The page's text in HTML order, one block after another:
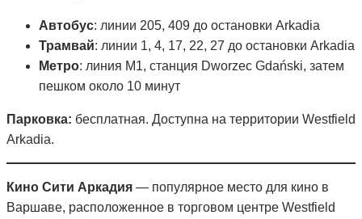
Автобус: линии 205, 409 до остановки Arkadia
Трамвай: линии 1, 4, 17, 22, 27 до остановки Arkadia
Метро: линия М1, станция Dworzec Gdański, затем
пешком около 10 минут
Парковка: бесплатная. Доступна на территории Westfield
Arkadia.
Кино Сити Аркадия — популярное место для кино в
Варшаве, расположенное в торговом центре Westfield